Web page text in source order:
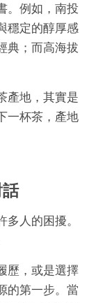
。例如，南投
穩定的醇厚感
典；而高海拔
產地，其實是
一杯茶，產地
多人的困擾。
歷，或是選擇
的第一步。當